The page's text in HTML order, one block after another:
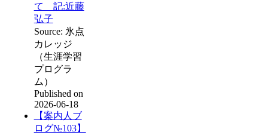
て 記:近藤
弘子
Source: 氷点
カレッジ
（生涯学習
プログラ
ム）
Published on
2026-06-18
【案内人ブ
ログ№103】